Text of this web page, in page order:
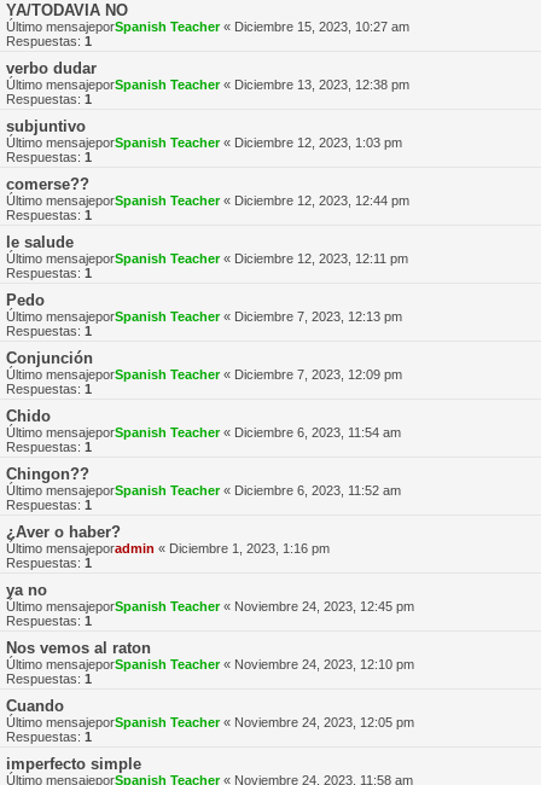
YA/TODAVIA NO
Último mensajeporSpanish Teacher« Diciembre 15, 2023, 10:27 am
Respuestas: 1
verbo dudar
Último mensajeporSpanish Teacher« Diciembre 13, 2023, 12:38 pm
Respuestas: 1
subjuntivo
Último mensajeporSpanish Teacher« Diciembre 12, 2023, 1:03 pm
Respuestas: 1
comerse??
Último mensajeporSpanish Teacher« Diciembre 12, 2023, 12:44 pm
Respuestas: 1
le salude
Último mensajeporSpanish Teacher« Diciembre 12, 2023, 12:11 pm
Respuestas: 1
Pedo
Último mensajeporSpanish Teacher« Diciembre 7, 2023, 12:13 pm
Respuestas: 1
Conjunción
Último mensajeporSpanish Teacher« Diciembre 7, 2023, 12:09 pm
Respuestas: 1
Chido
Último mensajeporSpanish Teacher« Diciembre 6, 2023, 11:54 am
Respuestas: 1
Chingon??
Último mensajeporSpanish Teacher« Diciembre 6, 2023, 11:52 am
Respuestas: 1
¿Aver o haber?
Último mensajeporadmin « Diciembre 1, 2023, 1:16 pm
Respuestas: 1
ya no
Último mensajeporSpanish Teacher« Noviembre 24, 2023, 12:45 pm
Respuestas: 1
Nos vemos al raton
Último mensajeporSpanish Teacher« Noviembre 24, 2023, 12:10 pm
Respuestas: 1
Cuando
Último mensajeporSpanish Teacher« Noviembre 24, 2023, 12:05 pm
Respuestas: 1
imperfecto simple
Último mensajeporSpanish Teacher« Noviembre 24, 2023, 11:58 am